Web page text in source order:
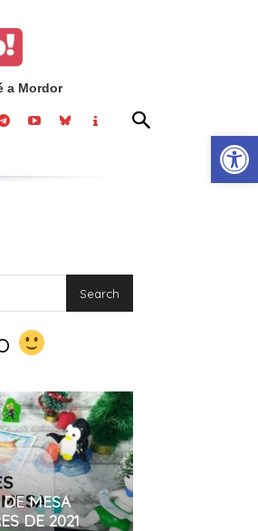
a Mordor
Search
MESA
DE 2021